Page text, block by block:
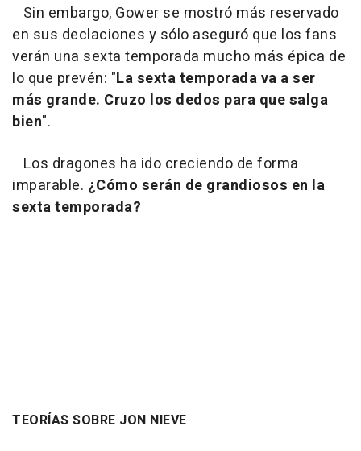
Sin embargo, Gower se mostró más reservado
en sus declaciones y sólo aseguró que los fans
verán una sexta temporada mucho más épica de
lo que prevén: "La sexta temporada va a ser
más grande. Cruzo los dedos para que salga
bien".
Los dragones ha ido creciendo de forma
imparable. ¿Cómo serán de grandiosos en la
sexta temporada?
TEORÍAS SOBRE JON NIEVE